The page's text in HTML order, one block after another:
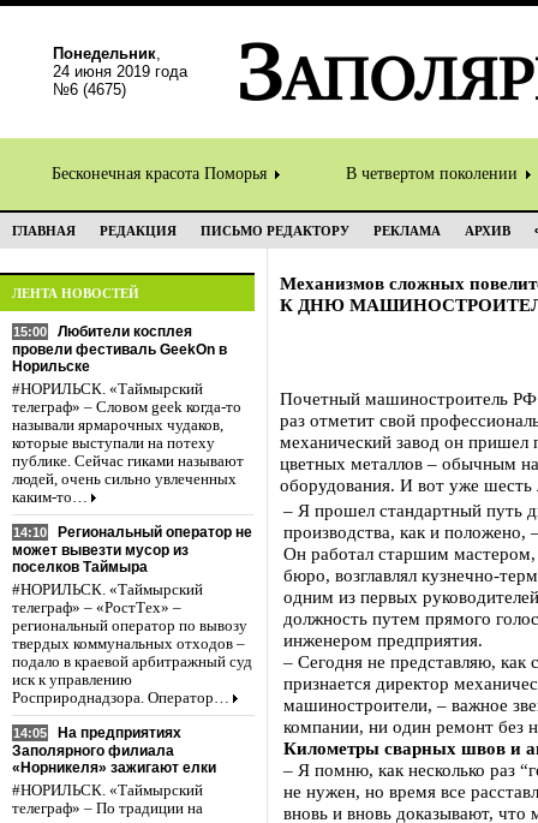
Понедельник,
24 июня 2019 года
№6 (4675)
Бесконечная красота Поморья В четвертом поколении
ГЛАВНАЯ РЕДАКЦИЯ ПИСЬМО РЕДАКТОРУ РЕКЛАМА АРХИВ
ЛЕНТА НОВОСТЕЙ
15:00
Любители косплея
провели фестиваль GeekOn в
Норильске
#НОРИЛЬСК. «Таймырский
телеграф» – Словом geek когда-то
называли ярмарочных чудаков,
которые выступали на потеху
публике. Сейчас гиками называют
людей, очень сильно увлеченных
каким-то…
14:10
Региональный оператор не
может вывезти мусор из
поселков Таймыра
#НОРИЛЬСК. «Таймырский
телеграф» – «РостТех» –
региональный оператор по вывозу
твердых коммунальных отходов –
подало в краевой арбитражный суд
иск к управлению
Росприроднадзора. Оператор…
14:05
На предприятиях
Заполярного филиала
«Норникеля» зажигают елки
#НОРИЛЬСК. «Таймырский
телеграф» – По традиции на
Механизмов сложных
К ДНЮ
Почетный машиностроитель
раз отметит свой
механический завод он пришел
цветных металлов – обычным
оборудования. И вот уже шесть
– Я прошел стандартный путь
производства, как и положено,
Он работал старшим мастером,
бюро, возглавлял кузнечно-
одним из первых
должность путем прямого
инженером предприятия.
– Сегодня не представляю,
признается директор
машиностроители, – важное
компании, ни один ремонт без
Километры сварных швов и
– Я помню, как несколько раз
не нужен, но время все
вновь и вновь доказывают,